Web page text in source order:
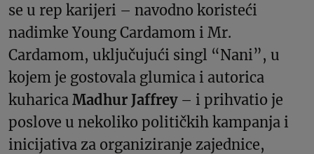
se u rep karijeri – navodno koristeći
nadimke Young Cardamom i Mr.
Cardamom, uključujući singl “Nani”, u
kojem je gostovala glumica i autorica
kuharica Madhur Jaffrey– i prihvatio je
poslove u nekoliko političkih kampanja i
inicijativa za organiziranje zajednice,